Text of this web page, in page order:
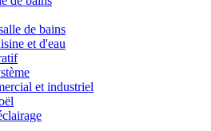
de bains
et d'eau
et industriel